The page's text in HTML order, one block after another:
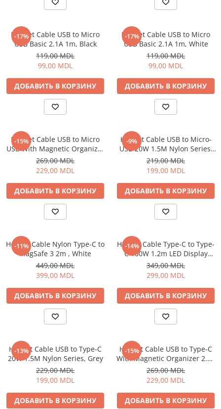
Электрические печи
Электрочайники
Личный уход
Машинки для стрижки
Плойки и утюжки
Фен щетки для волос
Фены для волос
ирригаторы
Электробритвы
Уход за домом
Окон
Паровые очистители
Портативные пылесосы
Роботы пылесосы
Уход за одеждой
Отпариватель для одежды
Проекторы
Телевизоры
Аудио
FM модуляторы
Микрофоны
Портативное радио
Портативные колонки
Проводные колонки
Умные колонки
Гейминг
Аксессуары и Игровые Товары
Игровые консоли
Игры для консолей и ПК
Сетевое оборудование
Wi-Fi роутеры
-17%
Helmet Cable USB to Micro
USB Basic 2.1A 1m, Black
119,00 MDL
99,00 MDL
ДОБАВИТЬ В КОРЗИНУ
-17%
Helmet Cable USB to Micro
USB Basic 2.1A 1m, White
119,00 MDL
99,00 MDL
ДОБАВИТЬ В КОРЗИНУ
-15%
Helmet Cable USB to Micro
USB With Magnetic Organizer
1m, White
269,00 MDL
229,00 MDL
ДОБАВИТЬ В КОРЗИНУ
-9%
Helmet Cable USB to Micro-
USB 20W 1.5M Nylon Series,
Grey
219,00 MDL
199,00 MDL
ДОБАВИТЬ В КОРЗИНУ
-11%
Helmet Cable Nylon Type-C to
MagSafe 3 2m , White
449,00 MDL
399,00 MDL
ДОБАВИТЬ В КОРЗИНУ
-14%
Helmet Cable Type-C to Type-
C 100W 1.2m LED Display
Series, Black
349,00 MDL
299,00 MDL
ДОБАВИТЬ В КОРЗИНУ
-13%
Helmet Cable USB to Type-C
20W 1.5M Nylon Series, Grey
229,00 MDL
199,00 MDL
ДОБАВИТЬ В КОРЗИНУ
-15%
Helmet Cable USB to Type-C
With Magnetic Organizer 2.1A
1m, White
269,00 MDL
229,00 MDL
ДОБАВИТЬ В КОРЗИНУ